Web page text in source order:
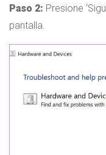
Paso 2: Presione
pantalla.